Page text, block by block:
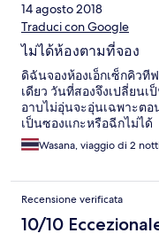
14 agosto 2018
Traduci con Google
ไม่ได้ห้องตามที่จอง
ดิฉันจองห้องเอ็กเซ็กคิวที
เดียว วันที่สองจึงเปลี่ยนเ
อาบไม่อุ่นจะอุ่นเฉพาะต
เป็นซองแกะหรือฉีกไม่ได้
Wasana, viaggio di 2 notti
Recensione verificata
10/10